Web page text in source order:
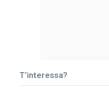
T’interessa?